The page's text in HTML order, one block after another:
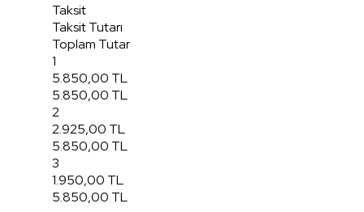
Taksit
Taksit Tutarı
Toplam Tutar
1
5.850,00 TL
5.850,00 TL
2
2.925,00 TL
5.850,00 TL
3
1.950,00 TL
5.850,00 TL